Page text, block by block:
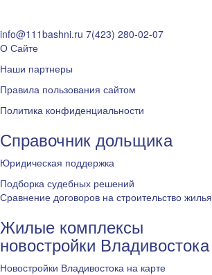
info@111bashni.ru 7(423) 280-02-07
О Сайте
Наши партнеры
Правила пользования сайтом
Политика конфиденциальности
Справочник дольщика
Юридическая поддержка
Подборка судебных решений
Сравнение договоров на строительство жилья
Жилые комплексы
новостройки Владивостока
Новостройки Владивостока на карте